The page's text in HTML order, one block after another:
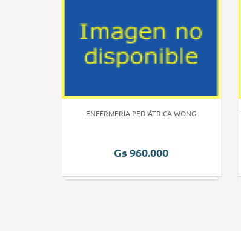
ENFERMERÍA PEDIÁTRICA WONG
Gs 960.000